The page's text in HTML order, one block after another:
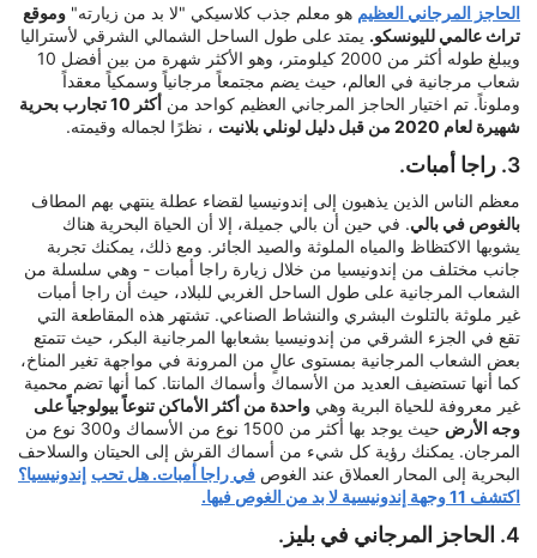
الحاجز المرجاني العظيم هو معلم جذب كلاسيكي "لا بد من زيارته" وموقع
تراث عالمي لليونسكو. يمتد على طول الساحل الشمالي الشرقي لأستراليا
ويبلغ طوله أكثر من 2000 كيلومتر، وهو الأكثر شهرة من بين أفضل 10
شعاب مرجانية في العالم، حيث يضم مجتمعاً مرجانياً وسمكياً معقداً
وملوناً. تم اختيار الحاجز المرجاني العظيم كواحد من
أكثر 10 تجارب بحرية
شهيرة لعام 2020 من قبل دليل لونلي بلانيت
، نظرًا لجماله وقيمته.
3. راجا أمبات.
معظم الناس الذين يذهبون إلى إندونيسيا لقضاء عطلة ينتهي بهم المطاف
بالغوص في بالي. في حين أن بالي جميلة، إلا أن الحياة البحرية هناك
يشوبها الاكتظاظ والمياه الملوثة والصيد الجائر. ومع ذلك، يمكنك تجربة
جانب مختلف من إندونيسيا من خلال زيارة راجا أمبات - وهي سلسلة من
الشعاب المرجانية على طول الساحل الغربي للبلاد، حيث أن راجا أمبات
غير ملوثة بالتلوث البشري والنشاط الصناعي. تشتهر هذه المقاطعة التي
تقع في الجزء الشرقي من إندونيسيا بشعابها المرجانية البكر، حيث تتمتع
بعض الشعاب المرجانية بمستوى عالٍ من المرونة في مواجهة تغير المناخ،
كما أنها تستضيف العديد من الأسماك وأسماك المانتا. كما أنها تضم محمية
غير معروفة للحياة البرية وهي واحدة من أكثر الأماكن تنوعاً بيولوجياً على
وجه الأرض
حيث يوجد بها أكثر من 1500 نوع من الأسماك و300 نوع من
المرجان. يمكنك رؤية كل شيء من أسماك القرش إلى الحيتان والسلاحف
البحرية إلى المحار العملاق عند الغوص في راجا أمبات. هل تحب إندونيسيا؟
اكتشف 11 وجهة إندونيسية لا بد من الغوص فيها.
4. الحاجز المرجاني في بليز.